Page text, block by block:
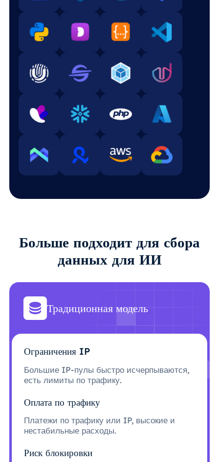
Больше подходит для сбора
данных для ИИ
Традиционная модель
Ограничения IP
Большие IP-пулы быстро исчерпываются,
есть лимиты по трафику.
Оплата по трафику
Платежи по трафику или IP, высокие и
нестабильные расходы.
Риск блокировки